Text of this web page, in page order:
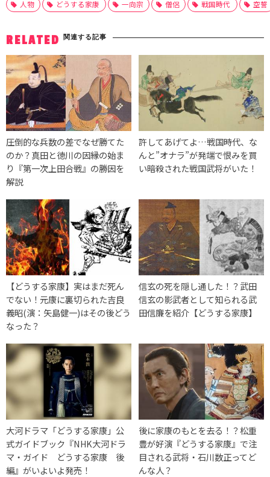
人物 どうする家康 一向宗 僧侶 戦国時代 空誓
RELATED 関連する記事
圧倒的な兵数の差でなぜ勝てた
のか？真田と徳川の因縁の始ま
り『第一次上田合戦』の勝因を
解説
許してあげてよ…戦国時代、な
んと”オナラ”が発端で恨みを買
い暗殺された戦国武将がいた！
【どうする家康】実はまだ死ん
でない！元康に裏切られた吉良
義昭(演：矢島健一)はその後どう
なった？
信玄の死を隠し通した！？武田
信玄の影武者として知られる武
田信廉を紹介【どうする家康】
大河ドラマ「どうする家康」公
式ガイドブック『NHK大河ドラ
マ・ガイド どうする家康 後
編』がいよいよ発売！
後に家康のもとを去る！？松重
豊が好演『どうする家康』で注
目される武将・石川数正ってど
んな人？